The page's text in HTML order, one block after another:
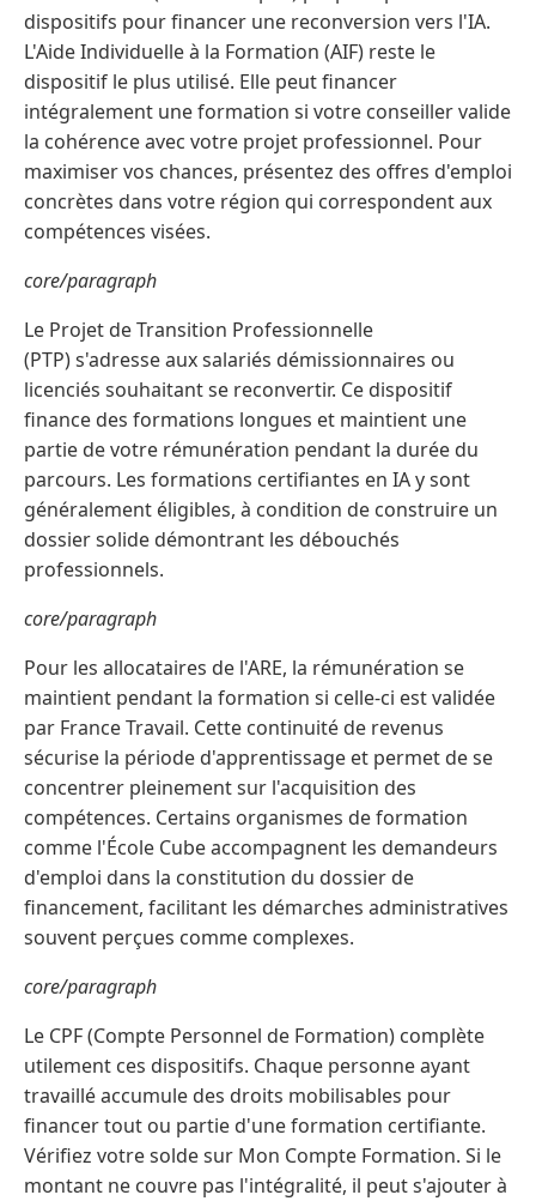
dispositifs pour financer une reconversion vers l'IA.
L'Aide Individuelle à la Formation (AIF) reste le
dispositif le plus utilisé. Elle peut financer
intégralement une formation si votre conseiller valide
la cohérence avec votre projet professionnel. Pour
maximiser vos chances, présentez des offres d'emploi
concrètes dans votre région qui correspondent aux
compétences visées.
core/paragraph
Le Projet de Transition Professionnelle
(PTP) s'adresse aux salariés démissionnaires ou
licenciés souhaitant se reconvertir. Ce dispositif
finance des formations longues et maintient une
partie de votre rémunération pendant la durée du
parcours. Les formations certifiantes en IA y sont
généralement éligibles, à condition de construire un
dossier solide démontrant les débouchés
professionnels.
core/paragraph
Pour les allocataires de l'ARE, la rémunération se
maintient pendant la formation si celle-ci est validée
par France Travail. Cette continuité de revenus
sécurise la période d'apprentissage et permet de se
concentrer pleinement sur l'acquisition des
compétences. Certains organismes de formation
comme l'École Cube accompagnent les demandeurs
d'emploi dans la constitution du dossier de
financement, facilitant les démarches administratives
souvent perçues comme complexes.
core/paragraph
Le CPF (Compte Personnel de Formation) complète
utilement ces dispositifs. Chaque personne ayant
travaillé accumule des droits mobilisables pour
financer tout ou partie d'une formation certifiante.
Vérifiez votre solde sur Mon Compte Formation. Si le
montant ne couvre pas l'intégralité, il peut s'ajouter à